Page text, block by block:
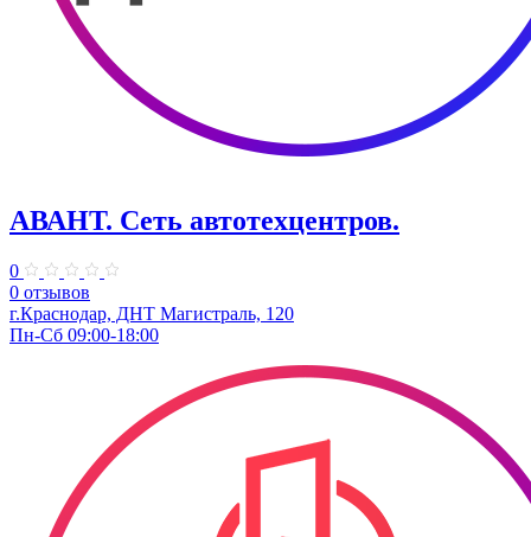
АВАНТ. ​Сеть автотехцентров.
0
0 отзывов
г.Краснодар, ​ДНТ Магистраль, 120
Пн-Сб 09:00-18:00